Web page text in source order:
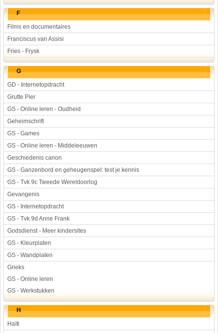
F
Films en documentaires
Franciscus van Assisi
Fries - Frysk
G
GD - Internetopdracht
Grutte Pier
GS - Online leren - Oudheid
Geheimschrift
GS - Games
GS - Online leren - Middeleeuwen
Geschiedenis canon
GS - Ganzenbord en geheugenspel: test je kennis
GS - Tvk 9c Tweede Wereldoorlog
Gevangenis
GS - Internetopdracht
GS - Tvk 9d Anne Frank
Godsdienst - Meer kindersites
GS - Kleurplaten
GS - Wandplaten
Grieks
GS - Online leren
GS - Werkstukken
H
Haïti